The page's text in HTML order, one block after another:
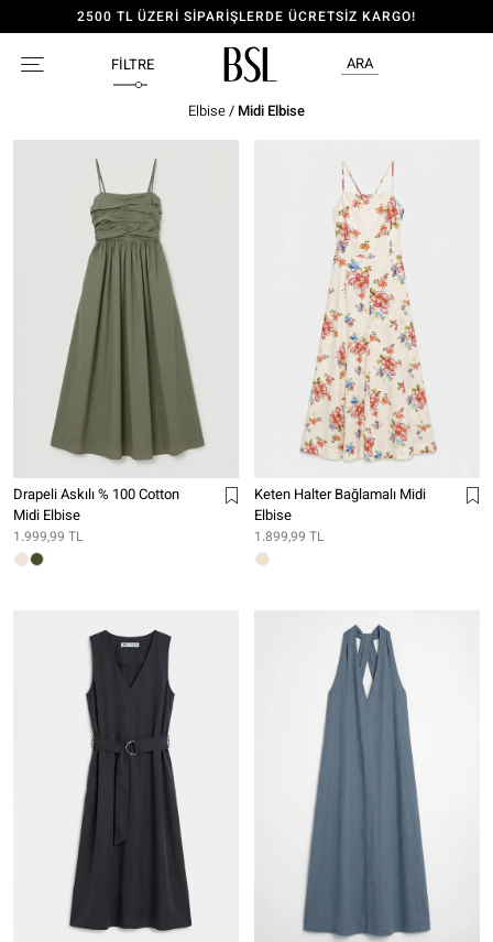
ÜCRETSİZ KARGO! ÜYE OL, 150 TL
FILTRE ARA
Elbise/ Midi Elbise
Drapeli Askılı % 100 Cotton
Midi Elbise
1.999,99 TL
Keten Halter Bağlamalı Midi
Elbise
1.899,99 TL